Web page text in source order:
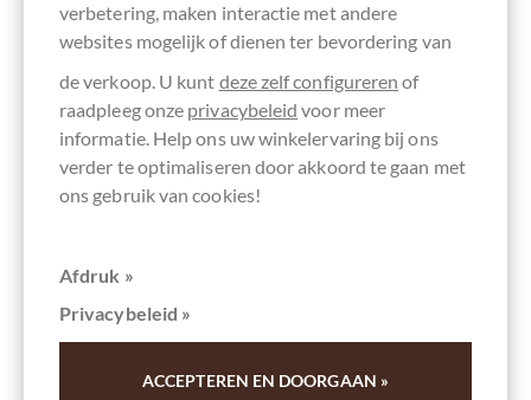
Pure chocolade in de proeverijset (Editie
verbetering, maken interactie met andere
websites mogelijk of dienen ter bevordering van
de verkoop. U kunt deze zelf configureren of
raadpleeg onze privacybeleid voor meer
informatie. Help ons uw winkelervaring bij ons
verder te optimaliseren door akkoord te gaan met
ons gebruik van cookies!
Afdruk »
Privacybeleid »
ACCEPTEREN EN DOORGAAN »